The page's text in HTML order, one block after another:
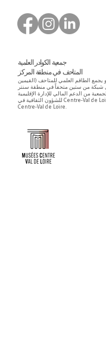
جمعية الكوادر العلمية
في عام 1977 ، وهو يجمع الطاقم العلمي للمتاحف (القيمين
شبكة من ستين متحفاً في منطقة سنتر
من الدعم المالي للإدارة الإقليمية
للشؤون الثقافية في Centre-Val de Loire والمجلس الإقليمي لمركز
Centre-Val de Loire.